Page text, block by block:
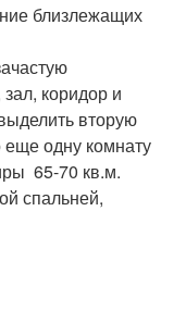
близлежащих
коридор и
вторую
одну комнату
65-70 кв.м.
спальней,